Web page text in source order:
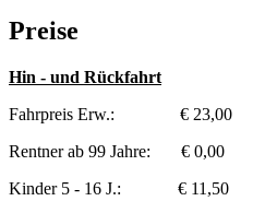
Preise
Hin - und Rückfahrt
Fahrpreis Erw.: € 23,00
Rentner ab 99 Jahre: € 0,00
Kinder 5 - 16 J.: € 11,50